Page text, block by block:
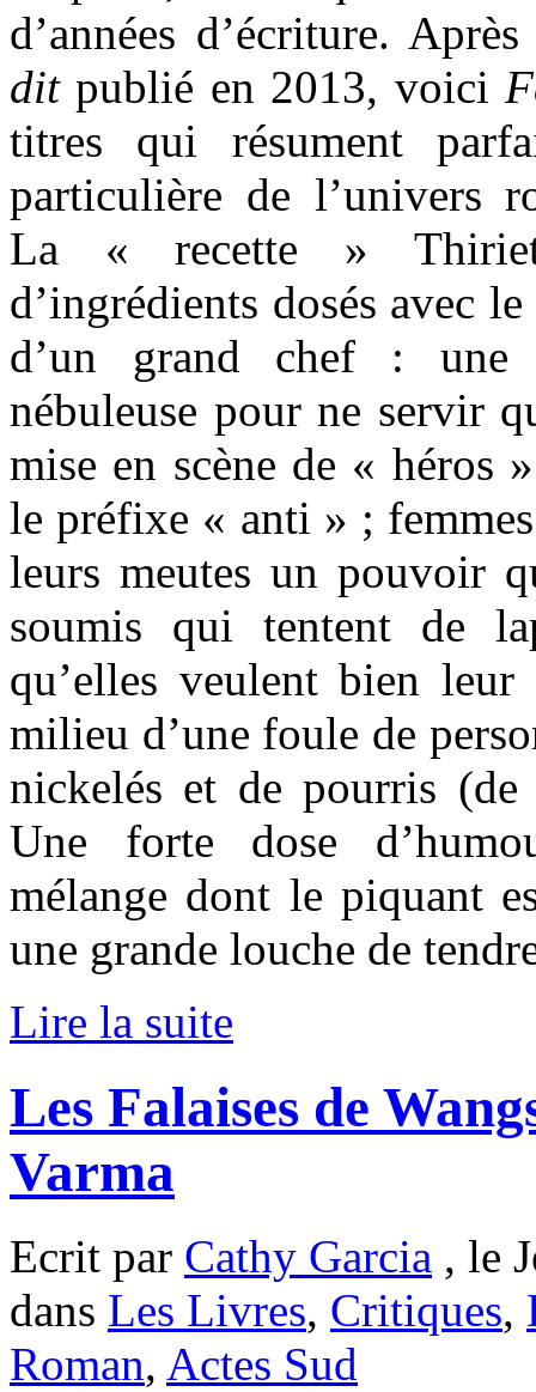
d’années d’écriture.
ditpublié en 2013, voici
titres qui résument
particulière de l’univers
La « recette »
d’ingrédients dosés avec
d’un grand chef : une
nébuleuse pour ne servir
mise en scène de « héros
le préfixe « anti » ;
leurs meutes un pouvoir
soumis qui tentent de
qu’elles veulent bien leur
milieu d’une foule de
nickelés et de pourris (de
Une forte dose
mélange dont le piquant
une grande louche de
Lire la suite
Les Falaises de
Varma
Ecrit par Cathy Garcia , le
dans Les Livres, Critiques,
Roman, Actes Sud